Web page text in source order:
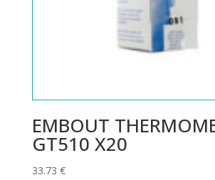
EMBOUT
GT510 X20
33.73 €